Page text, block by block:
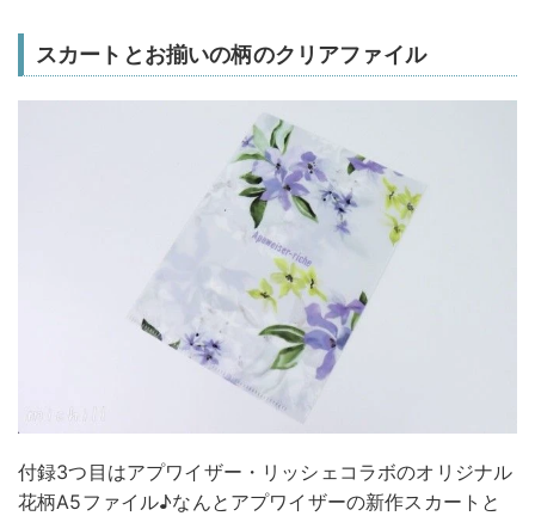
スカートとお揃いの柄のクリアファイル
付録3つ目はアプワイザー・リッシェコラボのオリジナル
花柄A5ファイル♪なんとアプワイザーの新作スカートと